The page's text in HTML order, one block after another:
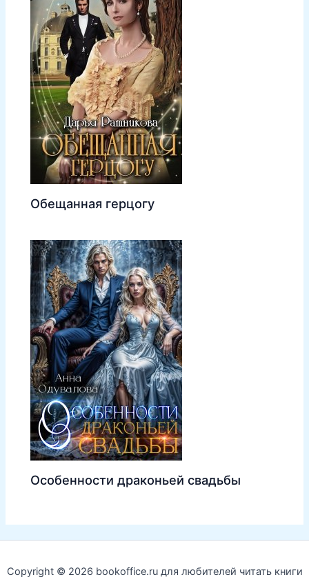
Обещанная герцогу
Особенности драконьей свадьбы
Copyright © 2026 bookoffice.ru для любителей читать книги